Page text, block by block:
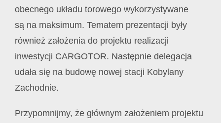
obecnego układu torowego wykorzystywane
są na maksimum. Tematem prezentacji były
również założenia do projektu realizacji
inwestycji CARGOTOR. Następnie delegacja
udała się na budowę nowej stacji Kobylany
Zachodnie.
Przypomnijmy, że głównym założeniem projektu